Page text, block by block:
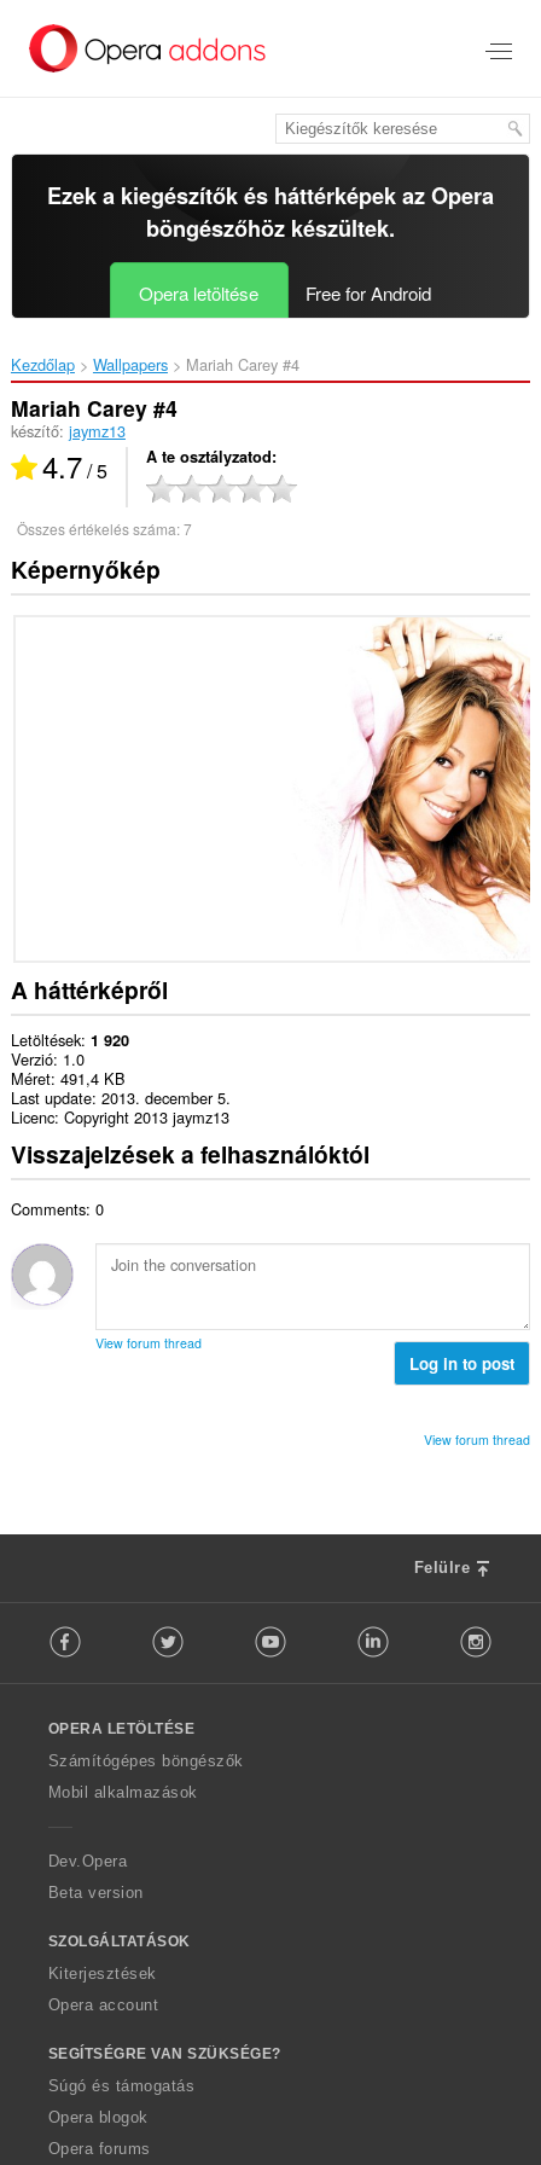
Ezek a kiegészítők és háttérképek azOpera
böngészőhözkészültek.
Opera letöltése Free for Android
Kezdőlap Wallpapers Mariah Carey #4‎
Mariah Carey #4
készítő: jaymz13
4.7/ 5 A te osztályzatod
Összes értékelés száma:7
Képernyőkép
A háttérképről
Letöltések 1 920
Verzió 1.0
Méret 491,4 KB
Last update 2013. december 5.
Licenc Copyright 2013 jaymz13
Visszajelzések a felhasználóktól
Comments: 0
View forum thread
Log in to post
View forum thread
Felülre
o
w
O
p
a
Facebook Twitter Youtube LinkedIn
OPERA LETÖLTÉSE
Számítógépes böngészők
Mobil alkalmazások
Dev.Opera
Beta version
SZOLGÁLTATÁSOK
Kiterjesztések
Opera account
SEGÍTSÉGRE VAN SZÜKSÉGE?
Súgó és támogatás
Opera blogok
Opera forums